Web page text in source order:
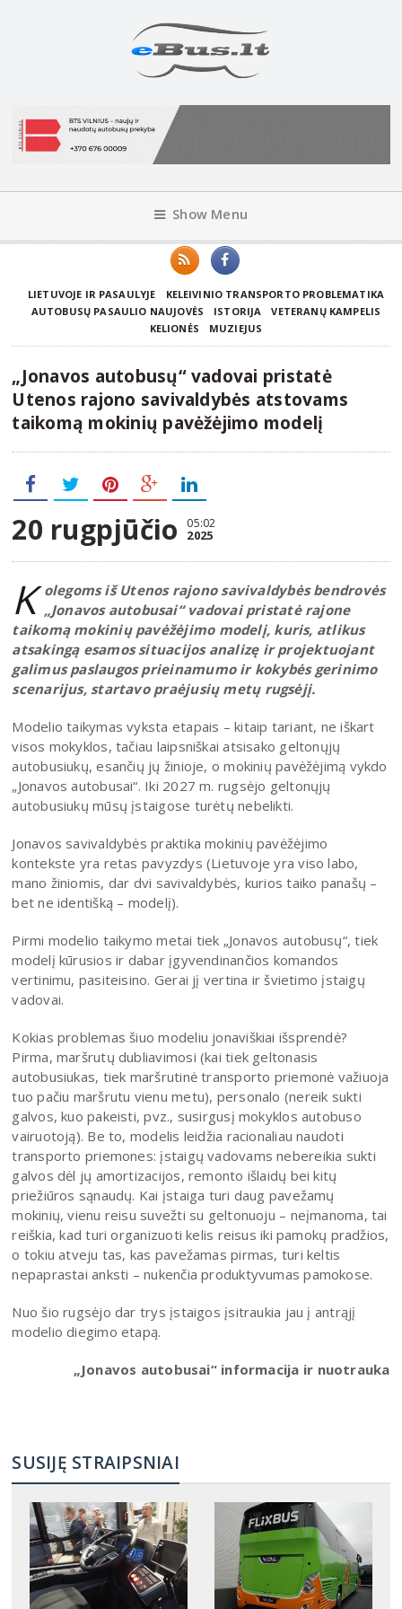
Show Menu
LIETUVOJE IR PASAULYJE
KELEIVINIO TRANSPORTO PROBLEMATIKA
AUTOBUSŲ PASAULIO NAUJOVĖS
ISTORIJA
VETERANŲ KAMPELIS
KELIONĖS
MUZIEJUS
„Jonavos autobusų“ vadovai pristatė
Utenos rajono savivaldybės atstovams
taikomą mokinių pavėžėjimo modelį
20 rugpjūčio 05:02
2025
K olegoms iš Utenos rajono savivaldybės bendrovės
„Jonavos autobusai“ vadovai pristatė rajone
taikomą mokinių pavėžėjimo modelį, kuris, atlikus
atsakingą esamos situacijos analizę ir projektuojant
galimus paslaugos prieinamumo ir kokybės gerinimo
scenarijus, startavo praėjusių metų rugsėjį.
Modelio taikymas vyksta etapais – kitaip tariant, ne iškart
visos mokyklos, tačiau laipsniškai atsisako geltonųjų
autobusiukų, esančių jų žinioje, o mokinių pavėžėjimą vykdo
„Jonavos autobusai“. Iki 2027 m. rugsėjo geltonųjų
autobusiukų mūsų įstaigose turėtų nebelikti.
Jonavos savivaldybės praktika mokinių pavėžėjimo
kontekste yra retas pavyzdys (Lietuvoje yra viso labo,
mano žiniomis, dar dvi savivaldybės, kurios taiko panašų –
bet ne identišką – modelį).
Pirmi modelio taikymo metai tiek „Jonavos autobusų“, tiek
modelį kūrusios ir dabar įgyvendinančios komandos
vertinimu, pasiteisino. Gerai jį vertina ir švietimo įstaigų
vadovai.
Kokias problemas šiuo modeliu jonaviškiai išsprendė?
Pirma, maršrutų dubliavimosi (kai tiek geltonasis
autobusiukas, tiek maršrutinė transporto priemonė važiuoja
tuo pačiu maršrutu vienu metu), personalo (nereik sukti
galvos, kuo pakeisti, pvz., susirgusį mokyklos autobuso
vairuotoją). Be to, modelis leidžia racionaliau naudoti
transporto priemones: įstaigų vadovams nebereikia sukti
galvos dėl jų amortizacijos, remonto išlaidų bei kitų
priežiūros sąnaudų. Kai įstaiga turi daug pavežamų
mokinių, vienu reisu suvežti su geltonuoju – neįmanoma, tai
reiškia, kad turi organizuoti kelis reisus iki pamokų pradžios,
o tokiu atveju tas, kas pavežamas pirmas, turi keltis
nepaprastai anksti – nukenčia produktyvumas pamokose.
Nuo šio rugsėjo dar trys įstaigos įsitraukia jau į antrąjį
modelio diegimo etapą.
„Jonavos autobusai“ informacija ir nuotrauka
SUSIJĘ STRAIPSNIAI